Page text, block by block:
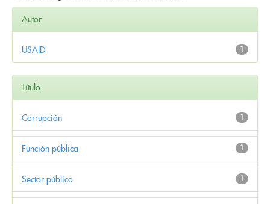
Autor
1
USAID
Título
1
Corrupción
1
Función pública
1
Sector público